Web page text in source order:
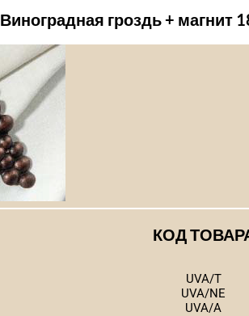
Виноградная гроздь + магнит
КОД
UVA/T
UVA/NE
UVA/A